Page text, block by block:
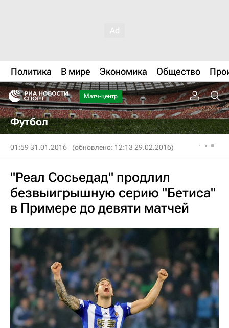
Политика В мире Экономика Общество
Матч-центр
Футбол
01:59 31.01.2016 (обновлено: 12:13 29.02.2016)
"Реал Сосьедад" продлил
безвыигрышную серию "Бетиса"
в Примере до девяти матчей